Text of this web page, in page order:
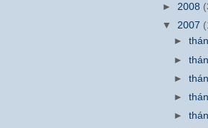
► 2008
▼ 2007
►
►
►
►
►